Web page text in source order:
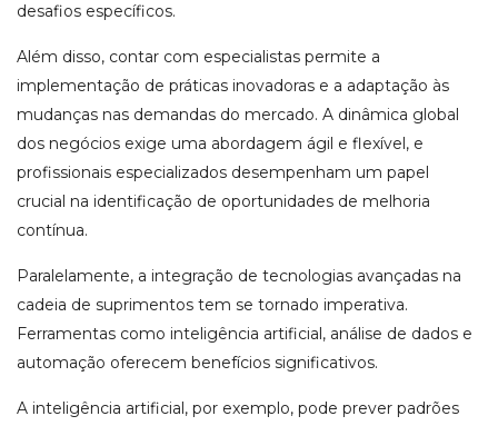
desafios específicos.
Além disso, contar com especialistas permite a
implementação de práticas inovadoras e a adaptação às
mudanças nas demandas do mercado. A dinâmica global
dos negócios exige uma abordagem ágil e flexível, e
profissionais especializados desempenham um papel
crucial na identificação de oportunidades de melhoria
contínua.
Paralelamente, a integração de tecnologias avançadas na
cadeia de suprimentos tem se tornado imperativa.
Ferramentas como inteligência artificial, análise de dados e
automação oferecem benefícios significativos.
A inteligência artificial, por exemplo, pode prever padrões